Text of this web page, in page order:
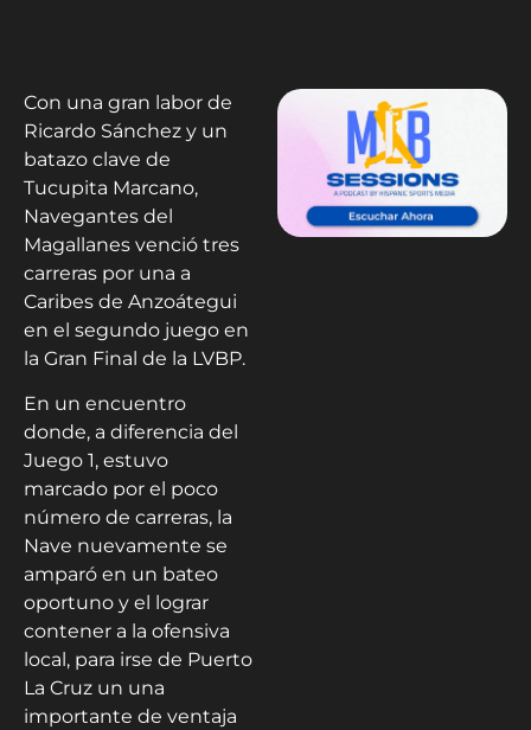
Con una gran labor de
Ricardo Sánchez y un
batazo clave de
Tucupita Marcano,
Navegantes del
Magallanes venció tres
carreras por una a
Caribes de Anzoátegui
en el segundo juego en
la Gran Final de la LVBP.
En un encuentro
donde, a diferencia del
Juego 1, estuvo
marcado por el poco
número de carreras, la
Nave nuevamente se
amparó en un bateo
oportuno y el lograr
contener a la ofensiva
local, para irse de Puerto
La Cruz un una
importante de ventaja